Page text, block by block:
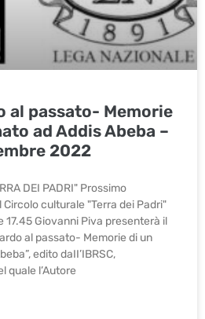
al passato- Memorie
ad Addis Abeba –
2022
DEI PADRI" Prossimo
culturale "Terra dei Padri"
Giovanni Piva presenterà il
al passato- Memorie di un
edito daII’IBRSC,
quale l’Autore